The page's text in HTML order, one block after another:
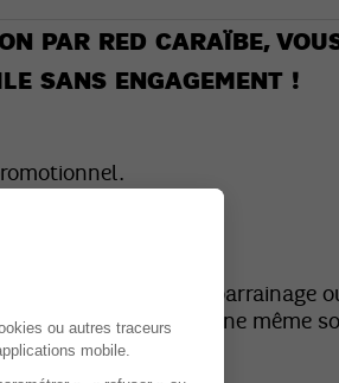
PAR RED CARAÏBE,
SANS ENGAGEMENT !
dédié « Code parrainage
parrainage pour une même